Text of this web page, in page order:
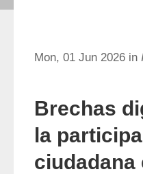
Mon, 01 Jun 2026 in
Brechas
la
ciudadana